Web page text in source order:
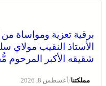
برقية تعزية ومواساة
الأستاذ النقيب مولاي
شقيقه الأكبر المرحوم
مملكتنا/أغسطس 8, 2026